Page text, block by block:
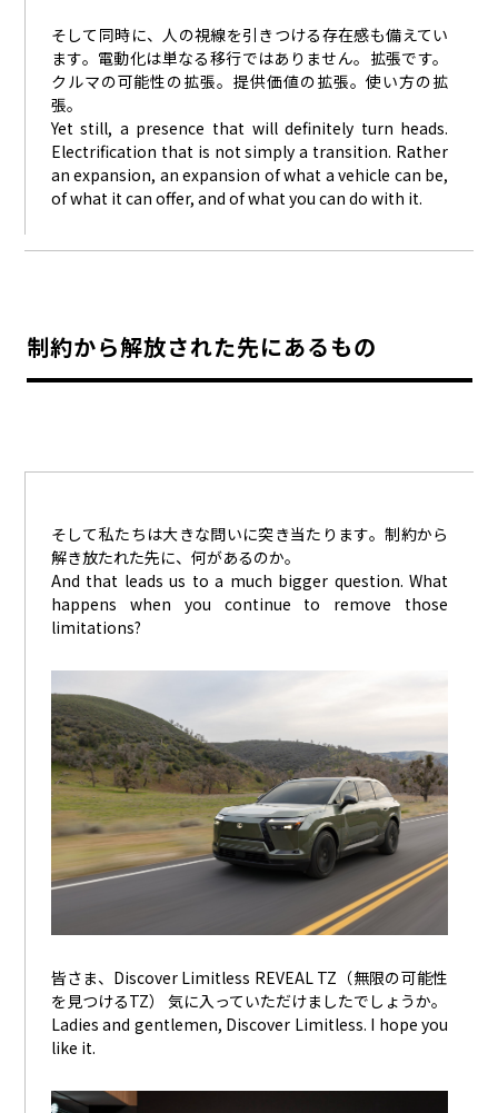
そして同時に、人の視線を引きつける存在感も備えてい
ます。電動化は単なる移行ではありません。拡張です。
クルマの可能性の拡張。提供価値の拡張。使い方の拡
張。
Yet still, a presence that will definitely turn heads.
Electrification that is not simply a transition. Rather
an expansion, an expansion of what a vehicle can be,
of what it can offer, and of what you can do with it.
制約から解放された先にあるもの
そして私たちは大きな問いに突き当たります。制約から
解き放たれた先に、何があるのか。
And that leads us to a much bigger question. What
happens when you continue to remove those
limitations?
皆さま、Discover Limitless REVEAL TZ（無限の可能性
を見つけるTZ） 気に入っていただけましたでしょうか。
Ladies and gentlemen, Discover Limitless. I hope you
like it.